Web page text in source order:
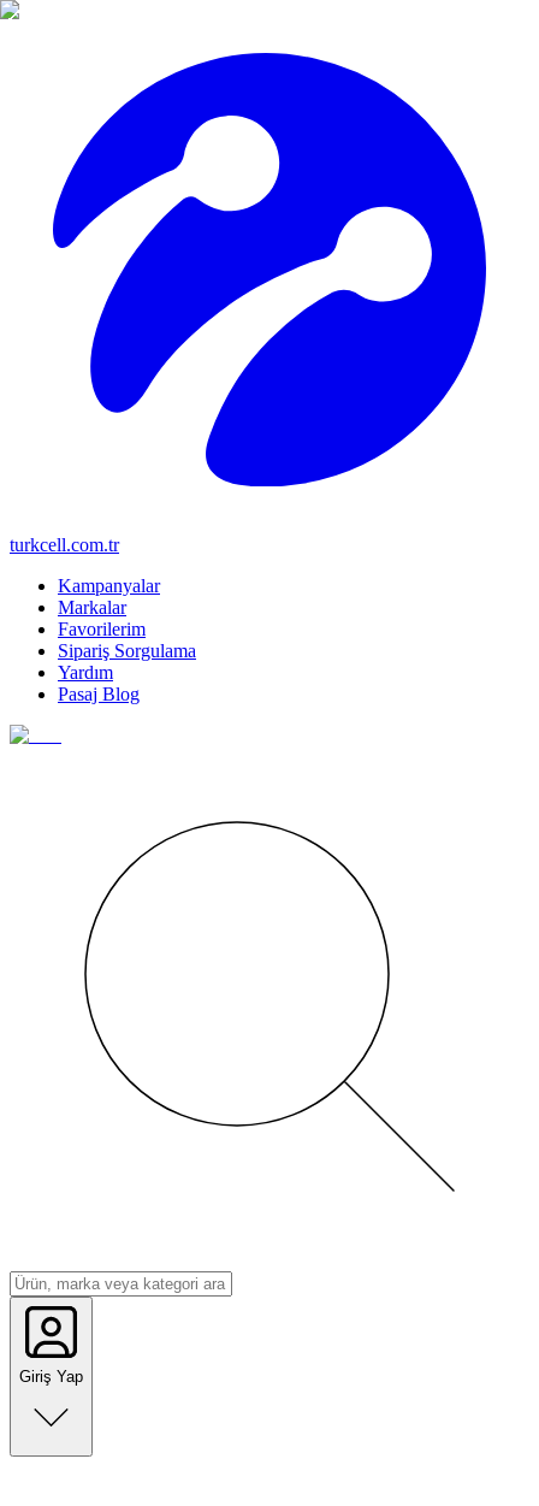
turkcell.com.tr
Kampanyalar
Markalar
Favorilerim
Sipariş Sorgulama
Yardım
Pasaj Blog
Giriş Yap